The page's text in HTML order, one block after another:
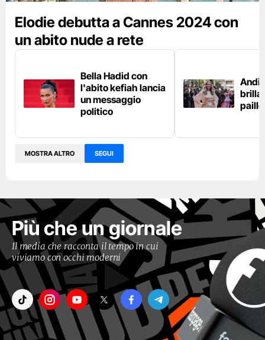
Elodie debutta a Cannes 2024 con
un abito nude a rete
Bella Hadid con
l'abito kefiah lancia
un messaggio
politico
brilla
MOSTRA ALTRO SEGUI
Più che un giornale
Il media che racconta il tempo in cui
viviamo con occhi moderni